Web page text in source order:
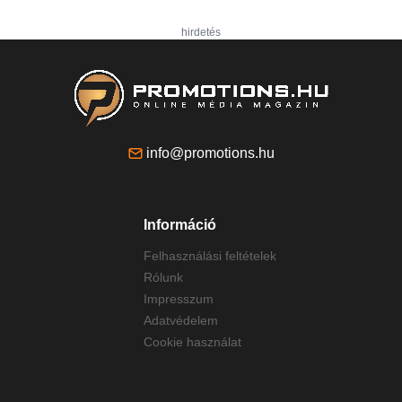
hirdetés
info@promotions.hu
Információ
Felhasználási feltételek
Rólunk
Impresszum
Adatvédelem
Cookie használat